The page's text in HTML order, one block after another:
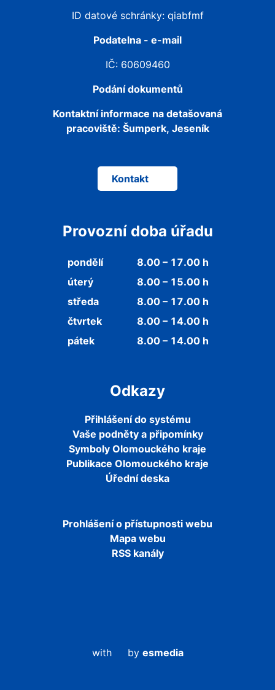
ID datové schránky: qiabfmf
Podatelna - e-mail
IČ: 60609460
Podání dokumentů
Kontaktní informace na detašovaná
pracoviště: Šumperk, Jeseník
Kontakt
Provozní doba úřadu
pondělí
8.00 – 17.00 h
úterý
8.00 – 15.00 h
středa
8.00 – 17.00 h
čtvrtek
8.00 – 14.00 h
pátek
8.00 – 14.00 h
Odkazy
Přihlášení do systému
Vaše podněty a připomínky
Symboly Olomouckého kraje
Publikace Olomouckého kraje
Úřední deska
Prohlášení o přístupnosti webu
Mapa webu
RSS kanály
with by esmedia